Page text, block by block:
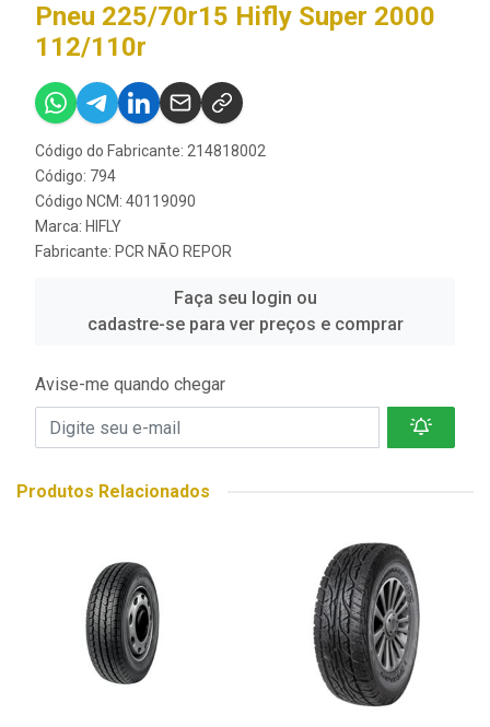
Pneu 225/70r15 Hifly Super 2000
112/110r
Código do Fabricante: 214818002
Código: 794
Código NCM: 40119090
Marca: HIFLY
Fabricante: PCR NÃO REPOR
Faça seu login ou
cadastre-se para ver preços e comprar
Avise-me quando chegar
Produtos Relacionados